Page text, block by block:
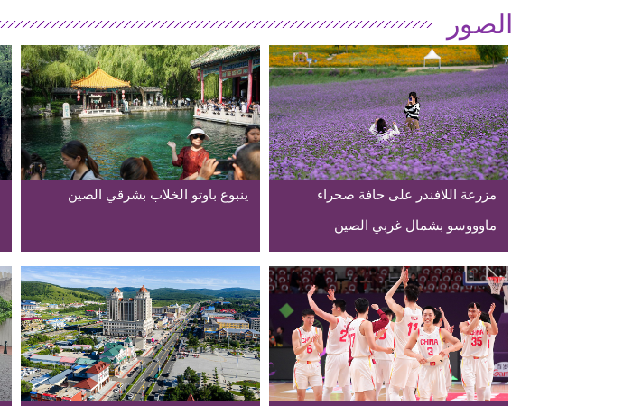
الصور
مزرعة اللافندر على حافة صحراء
ماوووسو بشمال غربي الصين
ينبوع باوتو الخلاب بشرقي الصين